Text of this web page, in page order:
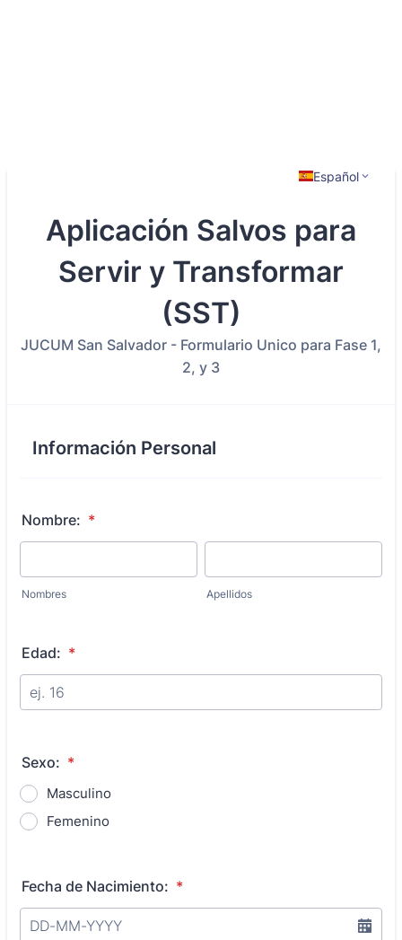
Español
Aplicación Salvos para
Servir y Transformar
(SST)
JUCUM San Salvador - Formulario Unico para Fase 1,
2, y 3
Información Personal
Nombre: *
Nombres Apellidos
Edad: *
Sexo: *
Masculino
Femenino
Fecha de Nacimiento: *